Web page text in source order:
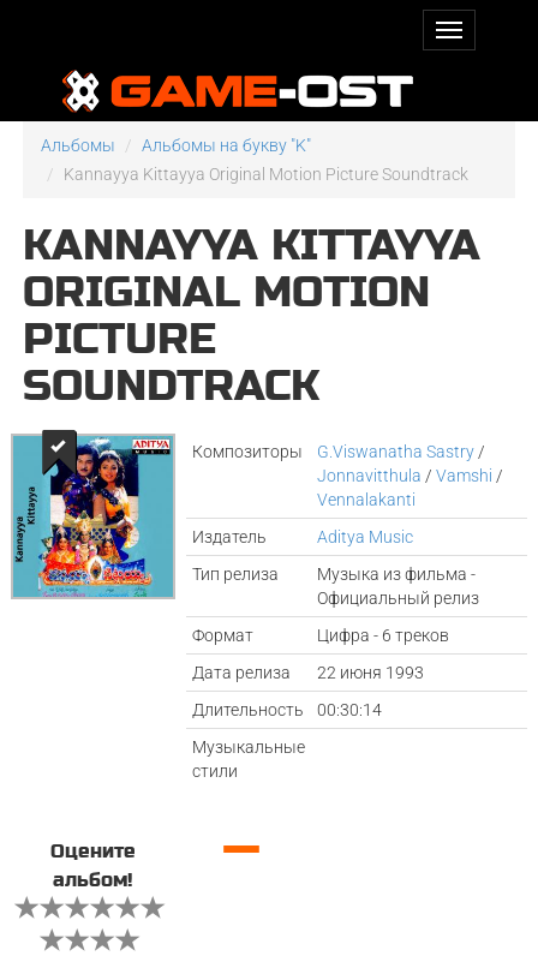
Альбомы
Альбомы на букву "K"
Kannayya Kittayya Original Motion Picture Soundtrack
KANNAYYA KITTAYYA
ORIGINAL MOTION
PICTURE
SOUNDTRACK
Композиторы G.Viswanatha Sastry /
Jonnavitthula /Vamshi /
Vennalakanti
Издатель
Aditya Music
Тип релиза
Музыка из фильма -
Официальный релиз
Формат
Цифра - 6 треков
Дата релиза
22 июня 1993
Длительность
00:30:14
Музыкальные
стили
Оцените
альбом!
—